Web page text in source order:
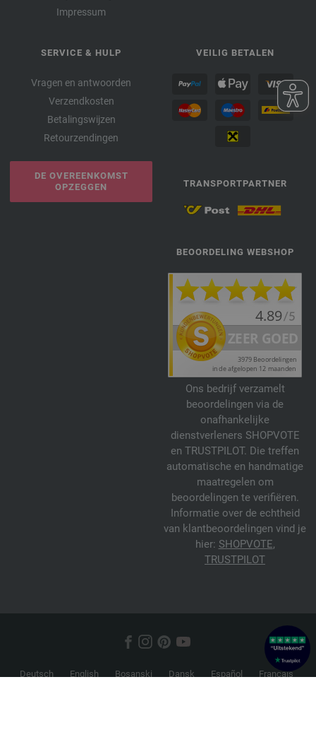
Impressum
SERVICE & HULP
Vragen en antwoorden
Verzendkosten
Betalingswijzen
Retourzendingen
DE OVEREENKOMST
OPZEGGEN
VEILIG BETALEN
TRANSPORTPARTNER
BEOORDELING WEBSHOP
Ons bedrijf verzamelt
beoordelingen via de
onafhankelijke
dienstverleners SHOPVOTE
en TRUSTPILOT. Die treffen
automatische en handmatige
maatregelen om
beoordelingen te verifiëren.
Informatie over de echtheid
van klantbeoordelingen vind je
hier: SHOPVOTE,
TRUSTPILOT
Deutsch English Bosanski Dansk Español
Français